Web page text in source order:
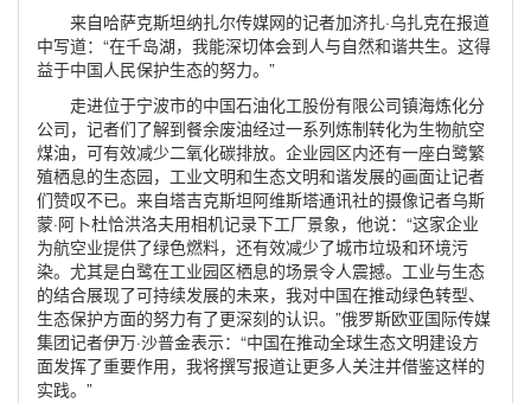
来自哈萨克斯坦纳扎尔传媒网的记者加济扎·乌扎克在报道
中写道：“在千岛湖，我能深切体会到人与自然和谐共生。这得
益于中国人民保护生态的努力。”
走进位于宁波市的中国石油化工股份有限公司镇海炼化分
公司，记者们了解到餐余废油经过一系列炼制转化为生物航空
煤油，可有效减少二氧化碳排放。企业园区内还有一座白鹭繁
殖栖息的生态园，工业文明和生态文明和谐发展的画面让记者
们赞叹不已。来自塔吉克斯坦阿维斯塔通讯社的摄像记者乌斯
蒙·阿卜杜恰洪洛夫用相机记录下工厂景象，他说：“这家企业
为航空业提供了绿色燃料，还有效减少了城市垃圾和环境污
染。尤其是白鹭在工业园区栖息的场景令人震撼。工业与生态
的结合展现了可持续发展的未来，我对中国在推动绿色转型、
生态保护方面的努力有了更深刻的认识。”俄罗斯欧亚国际传媒
集团记者伊万·沙普金表示：“中国在推动全球生态文明建设方
面发挥了重要作用，我将撰写报道让更多人关注并借鉴这样的
实践。”